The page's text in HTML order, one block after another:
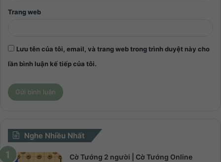
Trang web
Lưu tên của tôi, email, và trang web trong trình duyệt này cho
lần bình luận kế tiếp của tôi.
Nghe Nhiều Nhất
Cờ Tướng 2 người | Cờ Tướng Online